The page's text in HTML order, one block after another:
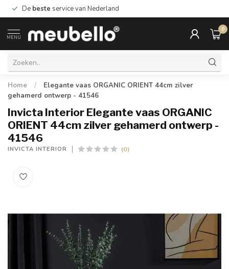
De beste service van Nederland
MENU
0
Home /
Elegante vaas ORGANIC ORIENT 44cm zilver
gehamerd ontwerp - 41546
Invicta Interior Elegante vaas ORGANIC
ORIENT 44cm zilver gehamerd ontwerp -
41546
INVICTA INTERIOR (0)